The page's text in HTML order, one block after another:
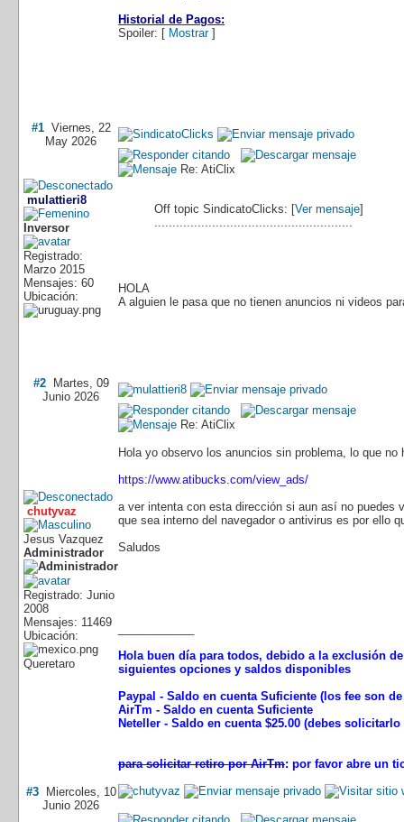
Historial de Pagos:
Spoiler: [ Mostrar]
#1Viernes, 22
May 2026
mulattieri8
Inversor
Registrado:
Marzo 2015
Mensajes: 60
Ubicación:
Re: AtiClix
Off topic SindicatoClicks: [Ver mensaje]
.......................................................
HOLA
A alguien le pasa que no tienen anuncios ni videos
#2Martes, 09
Junio 2026
chutyvaz
Jesus Vazquez
Administrador
Registrado: Junio
2008
Mensajes: 11469
Ubicación:
Queretaro
Re: AtiClix
Hola yo observo los anuncios sin problema, lo que
https://www.atibucks.com/view_ads/
a ver intenta con esta dirección si aun así no puedes
que sea interno del navegador o antivirus es por ello
Saludos
Hola buen día para todos, debido a la exclusión
siguientes opciones y saldos disponibles
Paypal - Saldo en cuenta Suficiente (los fee son
AirTm - Saldo en cuenta Suficiente
Neteller - Saldo en cuenta $25.00 (debes
para solicitar retiro por AirTm: por favor abre un
#3Miercoles, 10
Junio 2026